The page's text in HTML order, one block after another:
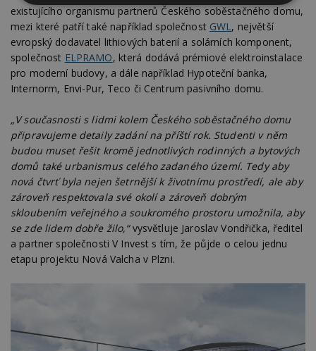
existujícího organismu partnerů Českého soběstačného domu,
mezi které patří také například společnost GWL, největší
evropský dodavatel lithiových baterií a solárních komponent,
společnost ELPRAMO, která dodává prémiové elektroinstalace
pro moderní budovy, a dále například Hypoteční banka,
Internorm, Envi-Pur, Teco či Centrum pasivního domu.
„V současnosti s lidmi kolem Českého soběstačného domu
připravujeme detaily zadání na příští rok. Studenti v něm
budou muset řešit kromě jednotlivých rodinných a bytových
domů také urbanismus celého zadaného území. Tedy aby
nová čtvrť byla nejen šetrnější k životnímu prostředí, ale aby
zároveň respektovala své okolí a zároveň dobrým
skloubením veřejného a soukromého prostoru umožnila, aby
se zde lidem dobře žilo,“vysvětluje Jaroslav Vondřička, ředitel
a partner společnosti V Invest s tím, že půjde o celou jednu
etapu projektu Nová Valcha v Plzni.
Nezbytně
nutné
soubory
Výkonové
soubory
Soubory
cílení
Funkční soubory
Nezařazené
soubory
Nezbytně nutné soubory
Výkonové soubory
Soubory cílení
Funkční soubory
Nezařazené soubory
Nezbytně nutné soubory cookie umožňují základní
uživatele a správa účtu. Webové stránky nelze bez
Doména